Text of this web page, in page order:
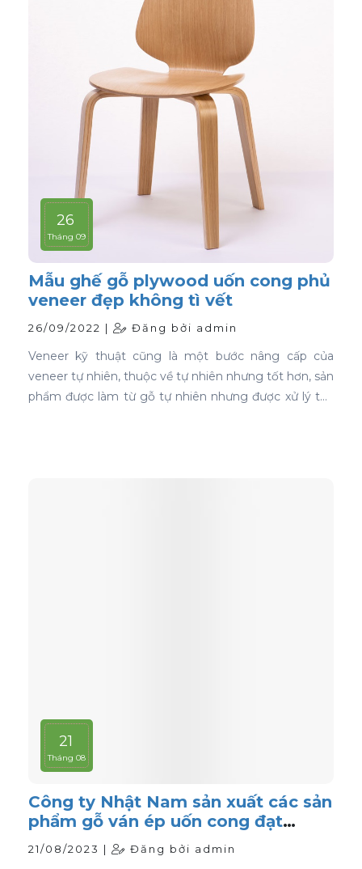
26
Tháng 09
Mẫu ghế gỗ plywood uốn cong phủ
veneer đẹp không tì vết
26/09/2022 | Đăng bởi admin
Veneer kỹ thuật cũng là một bước nâng cấp của
veneer tự nhiên, thuộc về tự nhiên nhưng tốt hơn, sản
phẩm được làm từ gỗ tự nhiên nhưng được xử lý tạo
21
Tháng 08
Công ty Nhật Nam sản xuất các sản
phẩm gỗ ván ép uốn cong đạt
chứng nhận FSC
21/08/2023 | Đăng bởi admin